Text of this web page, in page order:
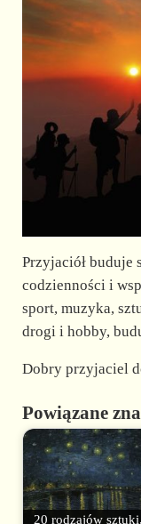
Przyjaciół buduje
codzienności i
sport, muzyka,
drogi i hobby,
Dobry przyjaciel
Powiązane
20 rodzajów sztuki,